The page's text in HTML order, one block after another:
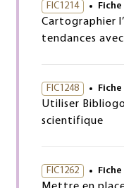
FIC1214
Cartographier
tendances
FIC1248
Utiliser
scientifique
FIC1262